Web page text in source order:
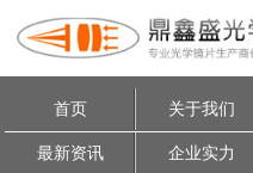
首页 关于我们
最新资讯 企业实力